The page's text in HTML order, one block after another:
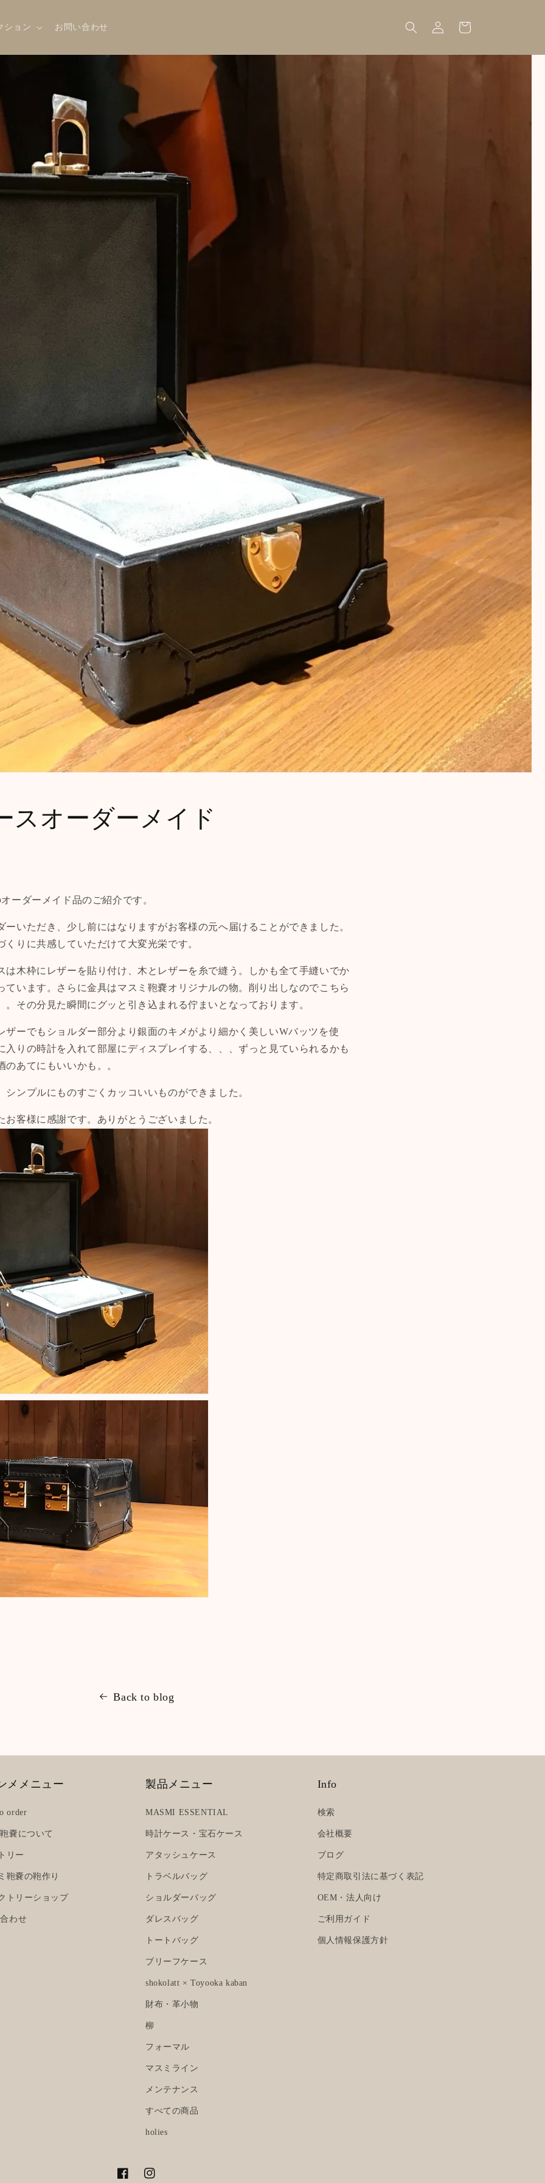
ション お問い合わせ
Log
in
Cart
スオーダーメイド
ーダーメイド品のご紹介です。
ーいただき、少し前にはなりますがお客様の元へ届けることができました。
くりに共感していただけて大変光栄です。
は木枠にレザーを貼り付け、木とレザーを糸で縫う。しかも全て手縫いでか
ています。さらに金具はマスミ鞄嚢オリジナルの物。削り出しなのでこちら
。その分見た瞬間にグッと引き込まれる佇まいとなっております。
ザーでもショルダー部分より銀面のキメがより細かく美しいWバッツを使
入りの時計を入れて部屋にディスプレイする、、、ずっと見ていられるかも
のあてにもいいかも。。
シンプルにものすごくカッコいいものができました。
お客様に感謝です。ありがとうございました。
Back to blog
メメニュー
order
嚢について
リー
鞄嚢の鞄作り
トリーショップ
わせ
製品メニュー
MASMI ESSENTIAL
時計ケース・宝石ケース
アタッシュケース
トラベルバッグ
ショルダーバッグ
ダレスバッグ
トートバッグ
ブリーフケース
shokolatt × Toyooka kaban
財布・革小物
柳
フォーマル
マスミライン
メンテナンス
すべての商品
holies
Info
検索
会社概要
ブログ
特定商取引法に基づく表記
OEM・法人向け
ご利用ガイド
個人情報保護方針
FacebookInstagram